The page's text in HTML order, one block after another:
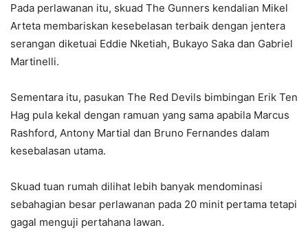
Pada perlawanan itu, skuad The Gunners kendalian Mikel
Arteta membariskan kesebelasan terbaik dengan jentera
serangan diketuai Eddie Nketiah, Bukayo Saka dan Gabriel
Martinelli.
Sementara itu, pasukan The Red Devils bimbingan Erik Ten
Hag pula kekal dengan ramuan yang sama apabila Marcus
Rashford, Antony Martial dan Bruno Fernandes dalam
kesebalasan utama.
Skuad tuan rumah dilihat lebih banyak mendominasi
sebahagian besar perlawanan pada 20 minit pertama tetapi
gagal menguji pertahana lawan.